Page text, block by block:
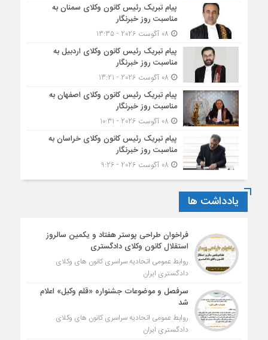
پیام تبریک رئیس کانون وکلای سمنان به
مناسبت روز خبرنگار
پیام تبریک رئیس کانون وکلای اردبیل به
مناسبت روز خبرنگار
پیام تبریک رئیس کانون وکلای اصفهان به
مناسبت روز خبرنگار
پیام تبریک رئیس کانون وکلای خراسان به
مناسبت روز خبرنگار
یادداشت ها
فراخوان طراحی پوستر هفتاد و یکمین سالروز
استقلال کانون وکلای دادگستری
روابط عمومی اتحادیه سراسری کانون های وکلای
دادگستری ایران
سرفصل و موضوعات جشنواره «قلم وکیل» اعلام
شد
روابط عمومی اتحادیه سراسری کانون های وکلای
دادگستری ایران